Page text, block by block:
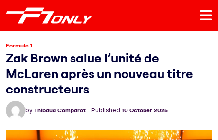
Formule 1
Zak Brown salue l’unité de
McLaren après un nouveau titre
constructeurs
by Thibaud Comparot Published 10 October 2025